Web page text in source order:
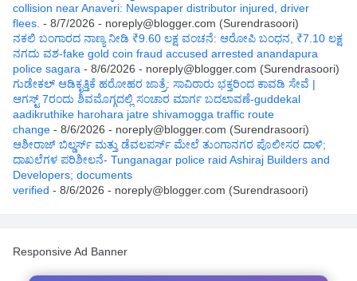
collision near Anaveri: Newspaper distributor injured, driver
flees. - 8/7/2026 - noreply@blogger.com (Surendrasoori)
ನಕಲಿ ಬಂಗಾರದ ನಾಣ್ಯ ನೀಡಿ ₹9.60 ಲಕ್ಷ ವಂಚನೆ: ಆರೋಪಿ ಬಂಧನ, ₹7.10 ಲಕ್ಷ
ನಗದು ವಶ-fake gold coin fraud accused arrested anandapura
police sagara - 8/6/2026 - noreply@blogger.com (Surendrasoori)
ಗುಡೇಕಲ್ ಆಡಿಕೃತ್ತಿಕೆ ಹರೋಹರ ಜಾತ್ರೆ: ಸಾವಿರಾರು ಭಕ್ತರಿಂದ ಕಾವಡಿ ಸೇವೆ |
ಆಗಸ್ಟ್ 7ರಂದು ಶಿವಮೊಗ್ಗದಲ್ಲಿ ಸಂಚಾರ ಮಾರ್ಗ ಬದಲಾವಣೆ-guddekal
aadikruthike harohara jatre shivamogga traffic route
change - 8/6/2026 - noreply@blogger.com (Surendrasoori)
ಆಶೀರಾಜ್ ಬಿಲ್ಡರ್ಸ್ ಮತ್ತು ಡೆವಲಪರ್ಸ್ ಮೇಲೆ ತುಂಗಾನಗರ ಪೊಲೀಸರ ದಾಳಿ;
ದಾಖಲೆಗಳ ಪರಿಶೀಲನೆ- Tunganagar police raid Ashiraj Builders and
Developers; documents
verified - 8/6/2026 - noreply@blogger.com (Surendrasoori)
Responsive Ad Banner